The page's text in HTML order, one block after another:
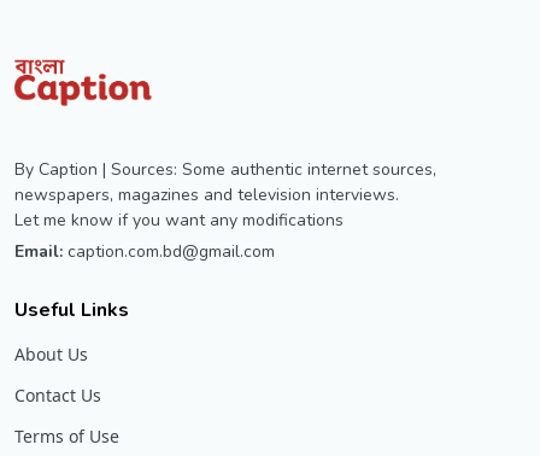
By Caption | Sources: Some authentic internet sources,
newspapers, magazines and television interviews.
Let me know if you want any modifications
Email: caption.com.bd@gmail.com
Useful Links
About Us
Contact Us
Terms of Use